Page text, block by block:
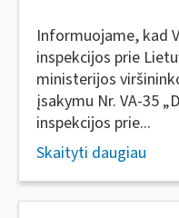
Informuojame, kad
inspekcijos prie
ministerijos
įsakymu Nr. VA-35
inspekcijos prie...
Skaityti daugiau